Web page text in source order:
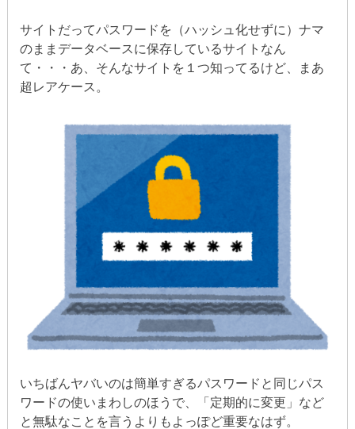
サイトだってパスワードを（ハッシュ化せずに）ナマ
のままデータベースに保存しているサイトなん
て・・・あ、そんなサイトを１つ知ってるけど、まあ
超レアケース。
いちばんヤバいのは簡単すぎるパスワードと同じパス
ワードの使いまわしのほうで、「定期的に変更」など
と無駄なことを言うよりもよっぽど重要なはず。